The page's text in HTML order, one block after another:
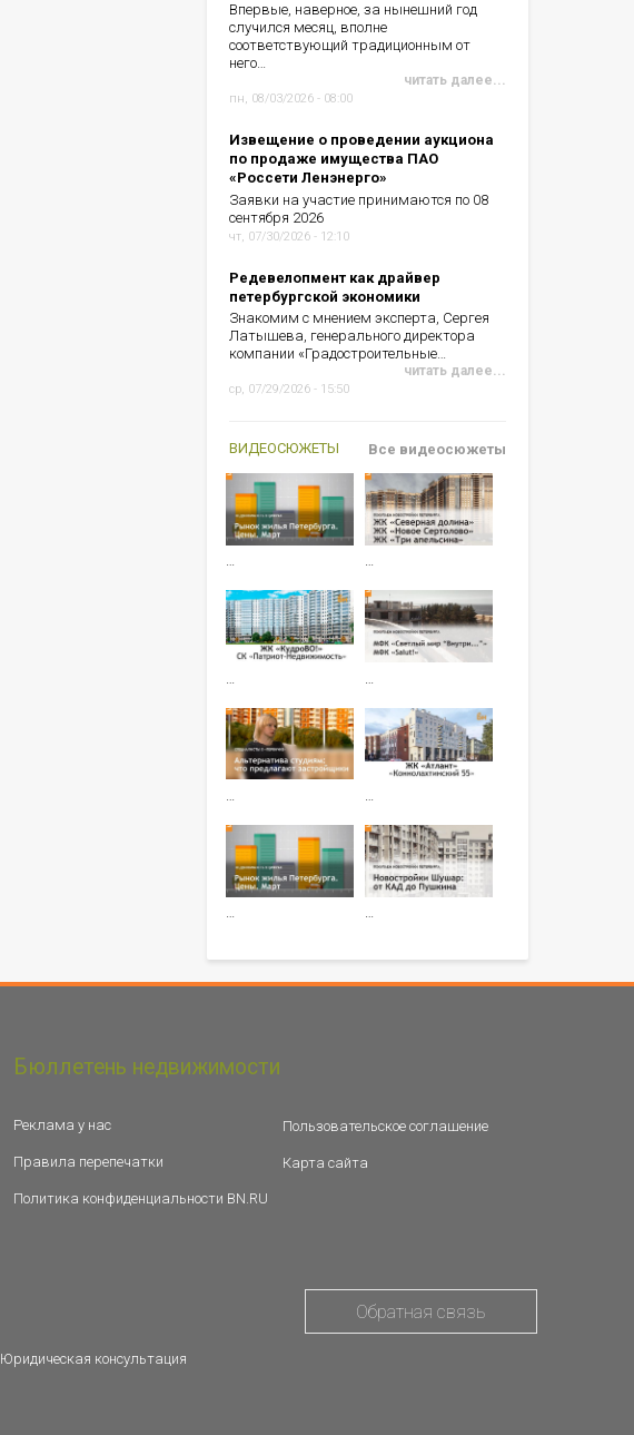
Впервые, наверное, за нынешний год
случился месяц, вполне
соответствующий традиционным от
него…
читать далее...
пн, 08/03/2026 - 08:00
Извещение о проведении аукциона
по продаже имущества ПАО
«Россети Ленэнерго»
Заявки на участие принимаются по 08
сентября 2026
чт, 07/30/2026 - 12:10
Редевелопмент как драйвер
петербургской экономики
Знакомим с мнением эксперта, Сергея
Латышева, генерального директора
компании «Градостроительные…
читать далее...
ср, 07/29/2026 - 15:50
ВИДЕОСЮЖЕТЫ
… …
… …
Все видеосюжеты
Бюллетень недвижимости
Реклама у нас
Правила перепечатки
Политика конфиденциальности BN.RU
Пользовательское соглашение
Карта сайта
Юридическая консультация
Обратная связь